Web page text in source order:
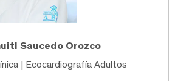
Saucedo Orozco
| Ecocardiografía Adultos